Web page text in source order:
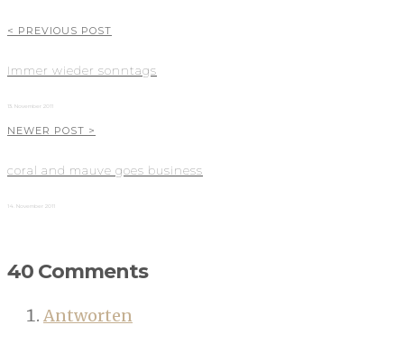
< PREVIOUS POST
Immer wieder sonntags
13. November 2011
NEWER POST >
coral and mauve goes business
14. November 2011
40 Comments
Antworten